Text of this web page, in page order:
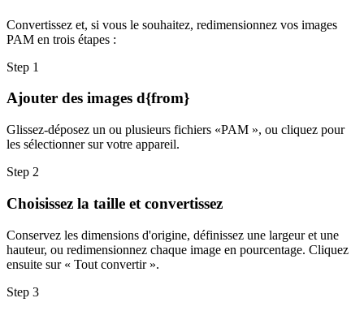
Convertissez et, si vous le souhaitez, redimensionnez vos images
PAM en trois étapes :
Step 1
Ajouter des images d{from}
Glissez-déposez un ou plusieurs fichiers «PAM », ou cliquez pour
les sélectionner sur votre appareil.
Step 2
Choisissez la taille et convertissez
Conservez les dimensions d'origine, définissez une largeur et une
hauteur, ou redimensionnez chaque image en pourcentage. Cliquez
ensuite sur « Tout convertir ».
Step 3